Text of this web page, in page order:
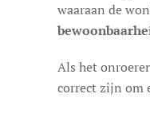
waaraan de
Als het
correct zijn om